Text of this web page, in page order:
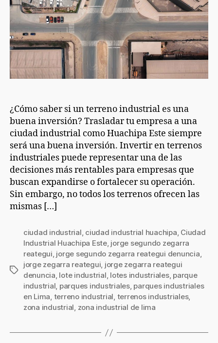
¿Cómo saber si un terreno industrial es una
buena inversión? Trasladar tu empresa a una
ciudad industrial como Huachipa Este siempre
será una buena inversión. Invertir en terrenos
industriales puede representar una de las
decisiones más rentables para empresas que
buscan expandirse o fortalecer su operación.
Sin embargo, no todos los terrenos ofrecen las
mismas […]
ciudad industrial, ciudad industrial huachipa, Ciudad
Industrial Huachipa Este, jorge segundo zegarra
reategui, jorge segundo zegarra reategui denuncia,
jorge zegarra reategui, jorge zegarra reategui
denuncia, lote industrial, lotes industriales, parque
industrial, parques industriales, parques industriales
en Lima, terreno industrial, terrenos industriales,
zona industrial, zona industrial de lima